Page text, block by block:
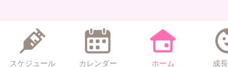
スケジュール カレンダー ホーム 成